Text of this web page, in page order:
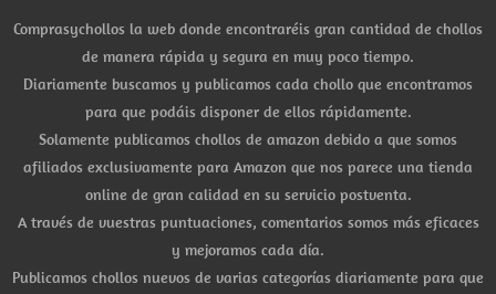
Comprasychollos la web donde encontraréis gran cantidad de chollos
de manera rápida y segura en muy poco tiempo.
Diariamente buscamos y publicamos cada chollo que encontramos
para que podáis disponer de ellos rápidamente.
Solamente publicamos chollos de amazon debido a que somos
afiliados exclusivamente para Amazon que nos parece una tienda
online de gran calidad en su servicio postventa.
A través de vuestras puntuaciones, comentarios somos más eficaces
y mejoramos cada día.
Publicamos chollos nuevos de varias categorías diariamente para que